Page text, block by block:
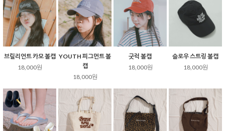
브릴리언트 카모 볼캡
18,000원
YOUTH 피그먼트 볼
캡
18,000원
굿럭 볼캡
18,000원
슬로우 스트링 볼캡
18,000원